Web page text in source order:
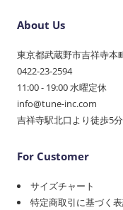
About Us
東京都武蔵野市吉祥寺本
0422-23-2594
11:00 - 19:00 水曜定休
info@tune-inc.com
吉祥寺駅北口より徒歩5分
For Customer
サイズチャート
特定商取引に基づく